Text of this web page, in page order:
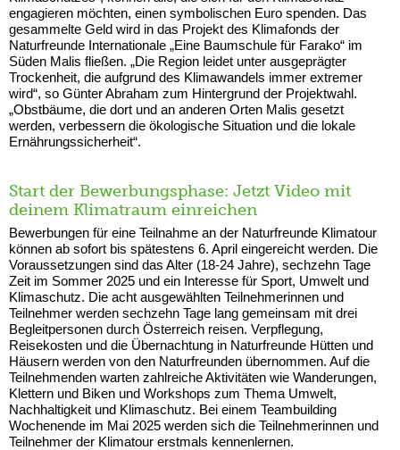
engagieren möchten, einen symbolischen Euro spenden. Das
gesammelte Geld wird in das Projekt des Klimafonds der
Naturfreunde Internationale „Eine Baum­schule für Farako“ im
Süden Malis fließen. „Die Region leidet unter ausgeprägter
Trocken­heit, die aufgrund des Klimawandels immer extremer
wird“, so Günter Abraham zum Hintergrund der Projektwahl.
„Obstbäume, die dort und an anderen Orten Malis gesetzt
werden, verbessern die ökologi­sche Situation und die lokale
Ernährungssicherheit“.
Start der Bewerbungsphase: Jetzt Video mit
deinem Klimatraum einreichen
Bewerbungen für eine Teilnahme an der Naturfreunde Klimatour
können ab sofort bis spätestens 6. April eingereicht werden. Die
Voraussetzungen sind das Alter (18-24 Jahre), sechzehn Tage
Zeit im Sommer 2025 und ein Interesse für Sport, Umwelt und
Klimaschutz. Die acht ausgewählten Teilnehmerinnen und
Teilnehmer werden sechzehn Tage lang gemeinsam mit drei
Begleitpersonen durch Österreich reisen. Verpflegung,
Reisekosten und die Übernachtung in Naturfreunde Hütten und
Häusern werden von den Naturfreunden übernommen. Auf die
Teilnehmenden warten zahlreiche Aktivitäten wie Wanderungen,
Klettern und Biken und Workshops zum Thema Umwelt,
Nachhaltigkeit und Klimaschutz. Bei einem Teambuilding
Wochenende im Mai 2025 werden sich die Teilnehmerinnen und
Teilnehmer der Klimatour erstmals kennenlernen.